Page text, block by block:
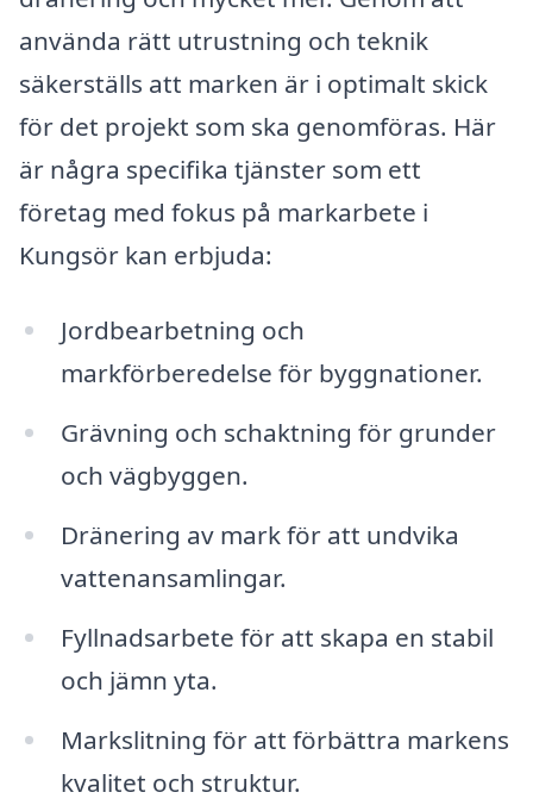
använda rätt utrustning och teknik
säkerställs att marken är i optimalt skick
för det projekt som ska genomföras. Här
är några specifika tjänster som ett
företag med fokus på markarbete i
Kungsör kan erbjuda:
Jordbearbetning och
markförberedelse för byggnationer.
Grävning och schaktning för grunder
och vägbyggen.
Dränering av mark för att undvika
vattenansamlingar.
Fyllnadsarbete för att skapa en stabil
och jämn yta.
Markslitning för att förbättra markens
kvalitet och struktur.